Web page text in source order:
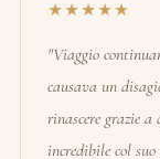
★★★★★
"Viaggio
causava un
rinascere grazie
incredibile col